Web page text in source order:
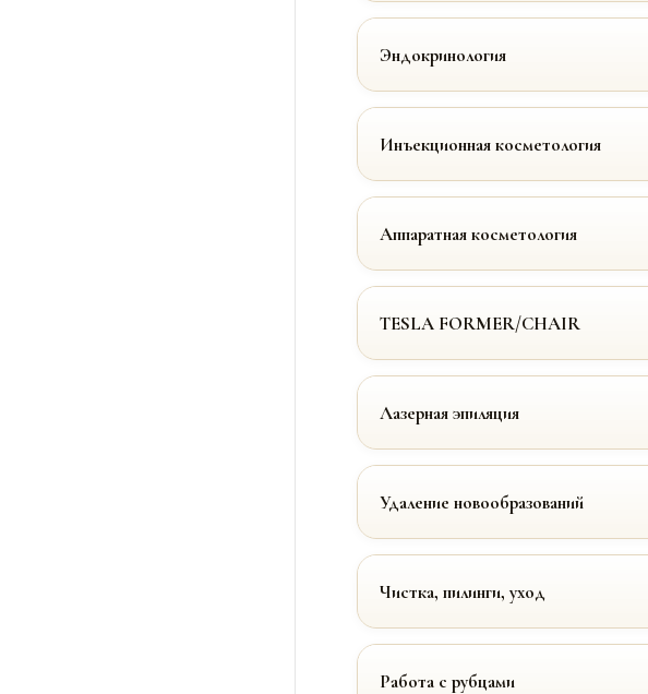
Эндокринология
Инъекционная косметология
Аппаратная косметология
TESLA FORMER/CHAIR
Лазерная эпиляция
Удаление новообразований
Чистка, пилинги, уход
Работа с рубцами